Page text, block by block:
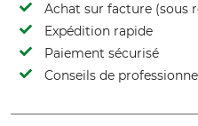
Achat sur facture (sous
Expédition rapide
Paiement sécurisé
Conseils de